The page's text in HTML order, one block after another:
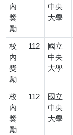
內
獎
勵
中央
大學
校
內
獎
勵
112
國立
中央
大學
校
內
獎
勵
112
國立
中央
大學